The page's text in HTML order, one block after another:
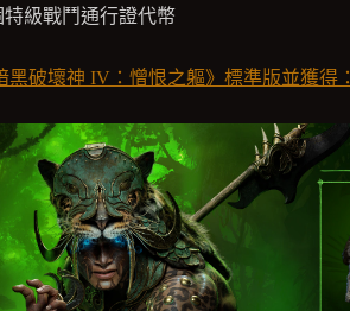
特級戰鬥通行證代幣
黑破壞神 IV：憎恨之軀》標準版並獲得：